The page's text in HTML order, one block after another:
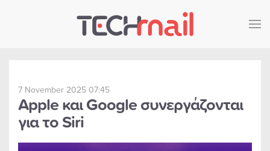
Skip to main content
7 November 2025 07:45
Apple και Google συνεργάζονται
για το Siri